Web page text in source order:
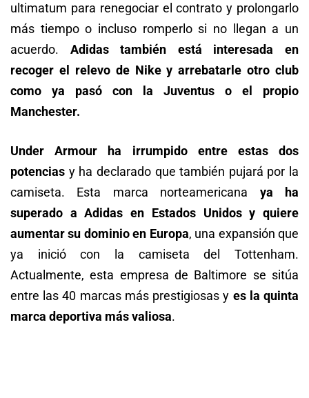
ultimatum para renegociar el contrato y prolongarlo
más tiempo o incluso romperlo si no llegan a un
acuerdo. Adidas también está interesada en
recoger el relevo de Nike y arrebatarle otro club
como ya pasó con la Juventus o el propio
Manchester.
Under Armour ha irrumpido entre estas dos
potencias y ha declarado que también pujará por la
camiseta. Esta marca norteamericana ya ha
superado a Adidas en Estados Unidos y quiere
aumentar su dominio en Europa, una expansión que
ya inició con la camiseta del Tottenham.
Actualmente, esta empresa de Baltimore se sitúa
entre las 40 marcas más prestigiosas y es la quinta
marca deportiva más valiosa.